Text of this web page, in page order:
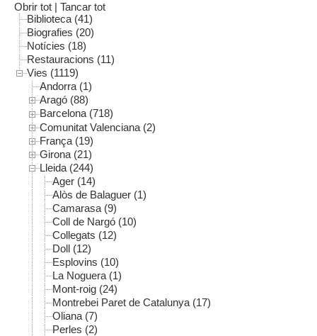
Obrir tot | Tancar tot
Biblioteca (41)
Biografies (20)
Notícies (18)
Restauracions (11)
Vies (1119)
Andorra (1)
Aragó (88)
Barcelona (718)
Comunitat Valenciana (2)
França (19)
Girona (21)
Lleida (244)
Ager (14)
Alòs de Balaguer (1)
Camarasa (9)
Coll de Nargó (10)
Collegats (12)
Doll (12)
Esplovins (10)
La Noguera (1)
Mont-roig (24)
Montrebei Paret de Catalunya (17)
Oliana (7)
Perles (2)